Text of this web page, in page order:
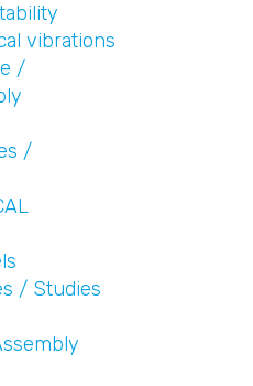
vibrations
/
/
/ Studies